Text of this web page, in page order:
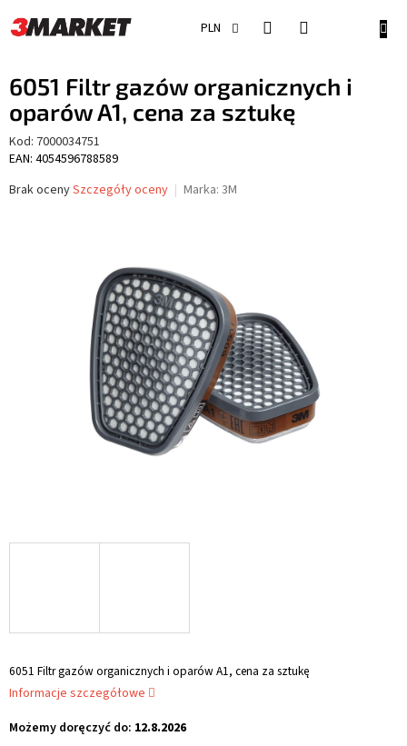
do
treści
PLN
6051 Filtr gazów organicznych i
oparów A1, cena za sztukę
Kod: 7000034751
EAN: 4054596788589
Średnia
Brak ocenySzczegóły oceny Marka: 3M
Możemy doręczyć do: 12.8.2026
6051 Filtr gazów organicznych i oparów A1, cena za sztukę
Informacje szczegółowe